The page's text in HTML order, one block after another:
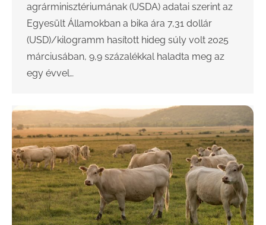
agrárminisztériumának (USDA) adatai szerint az
Egyesült Államokban a bika ára 7,31 dollár
(USD)/kilogramm hasított hideg súly volt 2025
márciusában, 9,9 százalékkal haladta meg az
egy évvel…